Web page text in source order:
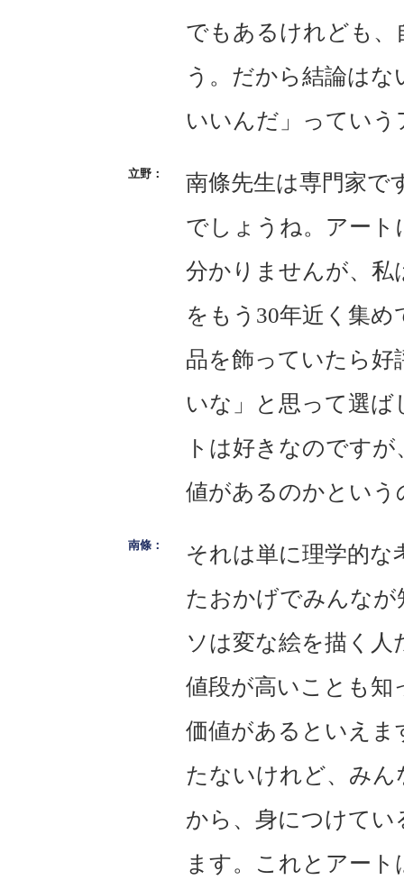
でもあるけれども
う。だから結論は
いいんだ」ってい
南條先生は専門家で
でしょうね。アー
分かりませんが、
をもう30年近く集
品を飾っていたら好
いな」と思って選
トは好きなのです
値があるのかとい
それは単に理学的
たおかげでみんな
ソは変な絵を描く
値段が高いことも知
価値があるといえま
たないけれど、み
から、身につけてい
ます。これとアー